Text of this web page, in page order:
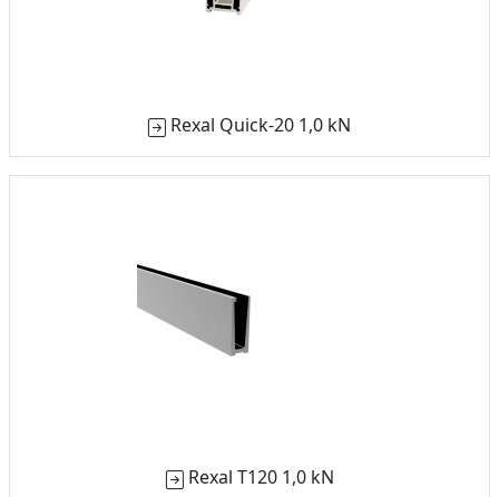
Rexal Quick-20 1,0 kN
Rexal T120 1,0 kN